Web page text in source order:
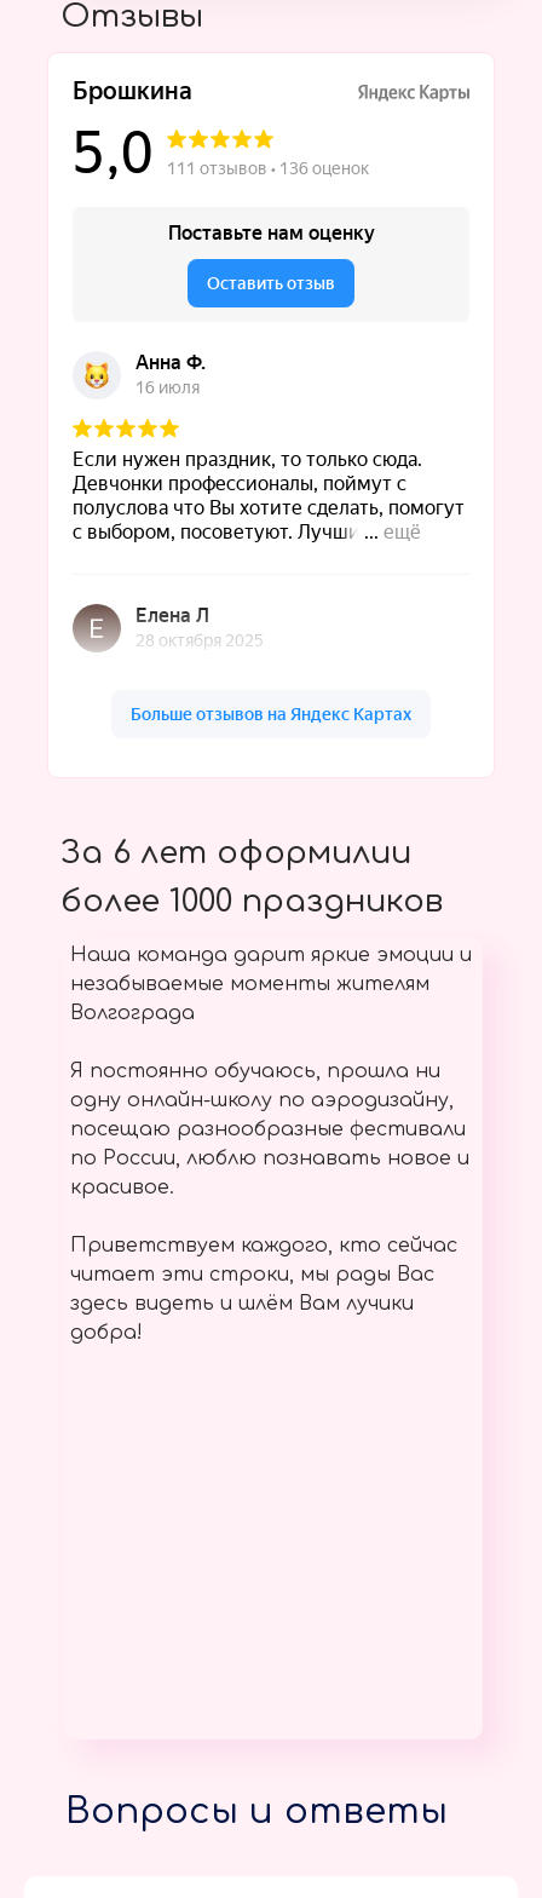
Отзывы
За 6 лет оформилии
более 1000 праздников
Наша команда дарит яркие эмоции и
незабываемые моменты жителям
Волгограда
Я постоянно обучаюсь, прошла ни
одну онлайн-школу по аэродизайну,
посещаю разнообразные фестивали
по России, люблю познавать новое и
красивое.
Приветствуем каждого, кто сейчас
читает эти строки, мы рады Вас
здесь видеть и шлём Вам лучики
добра!
Вопросы и ответы